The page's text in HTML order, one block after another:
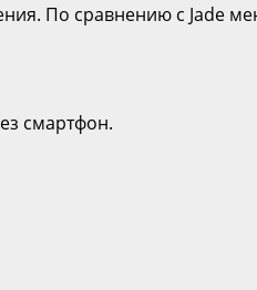
По сравнению с Jade
смартфон.